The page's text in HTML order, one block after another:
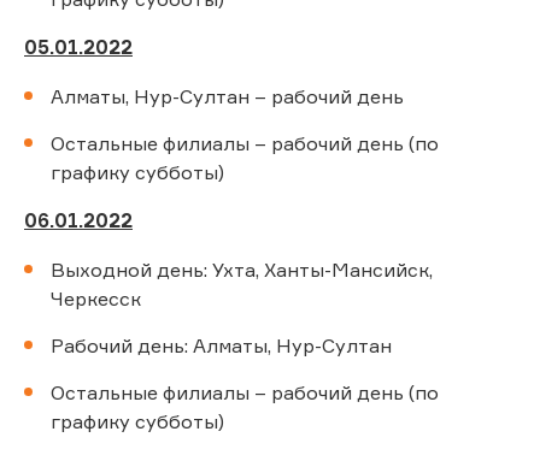
05.01.2022
Алматы, Нур-Султан – рабочий день
Остальные филиалы – рабочий день (по
графику субботы)
06.01.2022
Выходной день: Ухта, Ханты-Мансийск,
Черкесск
Рабочий день: Алматы, Нур-Султан
Остальные филиалы – рабочий день (по
графику субботы)